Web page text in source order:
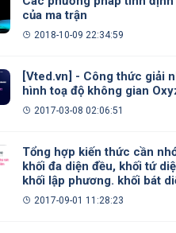
của ma trận
2018-10-09 22:34:59
[Vted.vn] - Công thức giải
hình toạ độ không gian
2017-03-08 02:06:51
Tổng hợp kiến thức cần
khối đa diện đều, khối tứ
khối lập phương. khối bát
đều, khối 12 mặt đều, khối
2017-09-01 11:28:23